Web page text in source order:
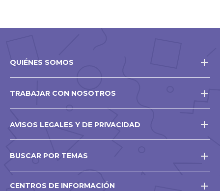
QUIÉNES SOMOS
TRABAJAR CON NOSOTROS
AVISOS LEGALES Y DE PRIVACIDAD
BUSCAR POR TEMAS
CENTROS DE INFORMACIÓN